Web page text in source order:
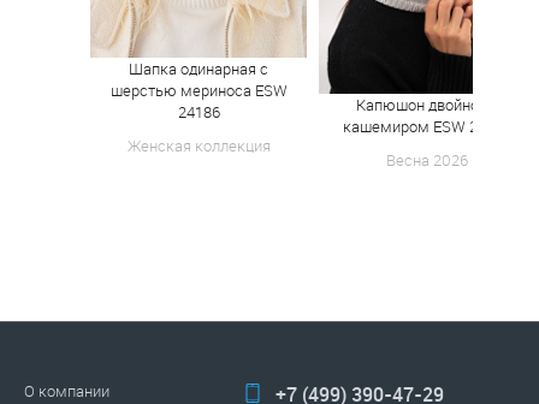
Шапка одинарная с
шерстью мериноса ESW
24186
Женская коллекция
Капюшон двойной с
кашемиром ESW 25158
Весна 2026
О компании +7 (499) 390-47-29